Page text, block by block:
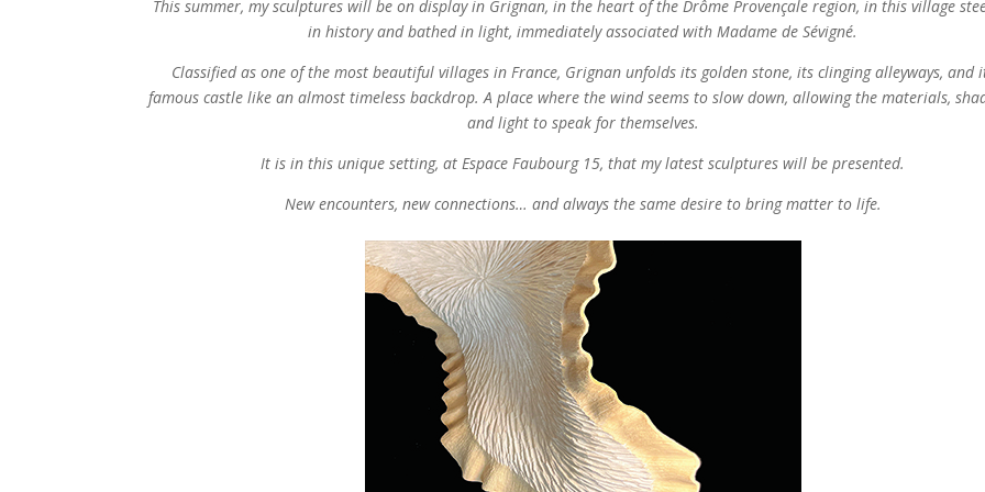
This summer, my sculptures will be on display in Grignan, in the heart of the Drôme Provençale region, in this village
in history and bathed in light, immediately associated with Madame de Sévigné.
Classified as one of the most beautiful villages in France, Grignan unfolds its golden stone, its clinging alleyways, and
famous castle like an almost timeless backdrop. A place where the wind seems to slow down, allowing the materials,
and light to speak for themselves.
It is in this unique setting, at Espace Faubourg 15, that my latest sculptures will be presented.
New encounters, new connections… and always the same desire to bring matter to life.